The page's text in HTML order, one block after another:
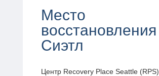
Место
восстановления
Сиэтл
Центр Recovery Place Seattle (RPS)